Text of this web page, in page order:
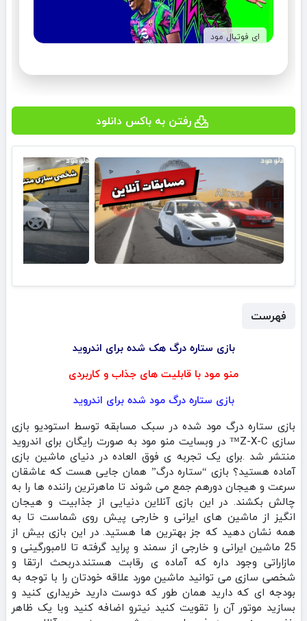
ای فوتبال مود
رفتن به باکس دانلود
فهرست
بازی ستاره درگ هک شده برای اندروید
منو مود با قابلیت های جذاب و کاربردی
بازی ستاره درگ مود شده برای اندروید
بازی ستاره درگ مود شده در سبک مسابقه توسط استودیو بازی
سازی Z-X-C™ در وبسایت منو مود به صورت رایگان برای اندروید
منتشر شد .برای یک تجربه ی فوق العاده در دنیای ماشین بازی
آماده هستید؟ بازی “ستاره درگ” همان جایی هست که عاشقان
سرعت و هیجان دورهم جمع می شوند تا ماهرترین راننده ها را به
چالش بکشند. در این بازی آنلاین دنیایی از جذابیت و هیجان
انگیز از ماشین های ایرانی و خارجی پیش روی شماست تا به
همه نشان دهید که جز بهترین ها هستید. در این بازی بیش از
25 ماشین ایرانی و خارجی از سمند و پراید گرفته تا لامبورگینی و
مازاراتی وجود داره که آماده ی رقابت هستند.دربحث ارتقا و
شخصی سازی می توانید ماشین مورد علاقه خودتان را با توجه به
بودجه ای که دارید همان طور که دوست دارید خریداری کنید و
بسازید موتور آن را تقویت کنید نیترو اضافه کنید وبا یک ظاهر